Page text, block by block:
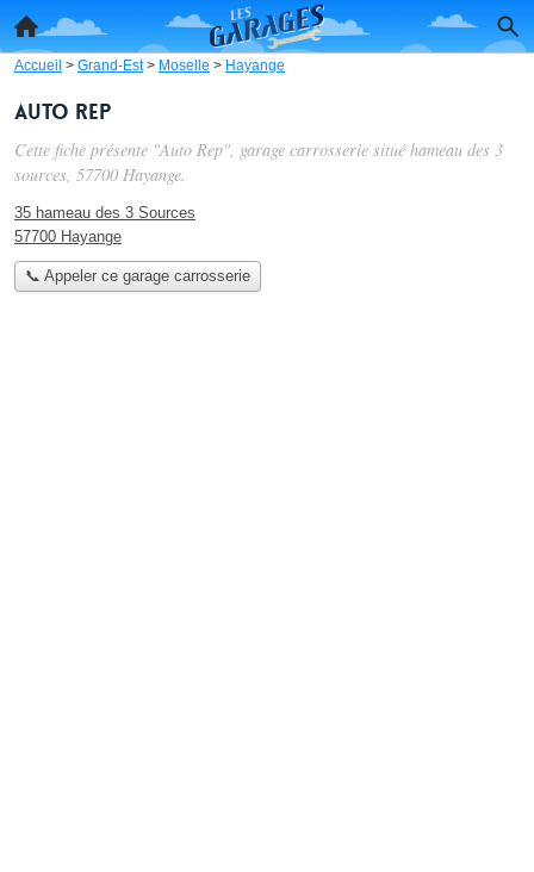
Accueil > Grand-Est> Moselle > Hayange
Auto Rep
Cette fiche présente "Auto Rep", garage carrosserie situé hameau des 3
sources, 57700 Hayange.
35 hameau des 3 Sources
57700 Hayange
📞 Appeler ce garage carrosserie